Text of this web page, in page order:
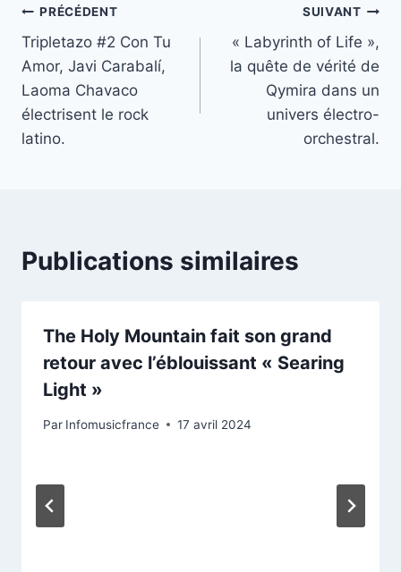
Navigation
de
l’article
PRÉCÉDENT
Tripletazo #2 Con Tu
Amor, Javi Carabalí,
Laoma Chavaco
électrisent le rock
latino.
SUIVANT
« Labyrinth of Life »,
la quête de vérité de
Qymira dans un
univers électro-
orchestral.
Publications similaires
The Holy Mountain fait son grand
retour avec l’éblouissant « Searing
Light »
Par Infomusicfrance 17 avril 2024